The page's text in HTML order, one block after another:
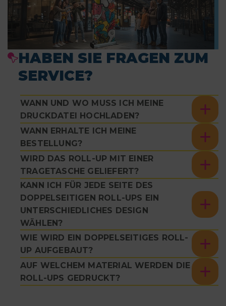
HABEN SIE FRAGEN ZUM
SERVICE?
WANN UND WO MUSS ICH MEINE
DRUCKDATEI HOCHLADEN?
WANN ERHALTE ICH MEINE
BESTELLUNG?
WIRD DAS ROLL-UP MIT EINER
TRAGETASCHE GELIEFERT?
KANN ICH FÜR JEDE SEITE DES
DOPPELSEITIGEN ROLL-UPS EIN
UNTERSCHIEDLICHES DESIGN
WÄHLEN?
WIE WIRD EIN DOPPELSEITIGES ROLL-
UP AUFGEBAUT?
AUF WELCHEM MATERIAL WERDEN DIE
ROLL-UPS GEDRUCKT?